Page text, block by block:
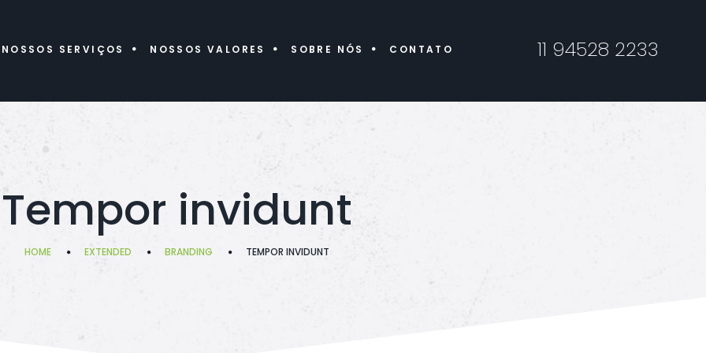
NOSSOS SERVIÇOS NOSSOS VALORES SOBRE NÓS CONTATO 11 94528 2233
Tempor invidunt
HOME EXTENDED BRANDING TEMPOR INVIDUNT